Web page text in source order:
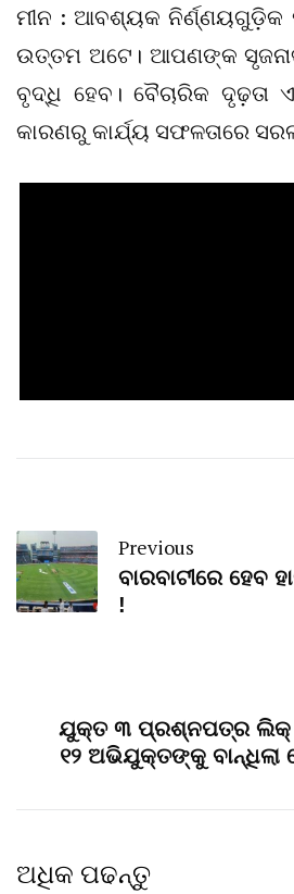
ମୀନ : ଆବଶ୍ୟକ
ଉତ୍ତମ ଅଟେ। ଆପଣଙ୍କ
ବୃଦ୍ଧି ହେବ। ବୈଚାରିକ ଦୃଢ଼ତା
କାରଣରୁ କାର୍ଯ୍ୟ ସଫଳତାରେ
Previous
ବାରବାଟୀରେ ହେବ
!
ଯୁକ୍ତ ୩ ପ୍ରଶ୍ନପତ୍ର ଲିକ୍
୧୨ ଅଭିଯୁକ୍ତଙ୍କୁ ବାନ୍ଧିଲା
ଅଧିକ ପଢନ୍ତୁ